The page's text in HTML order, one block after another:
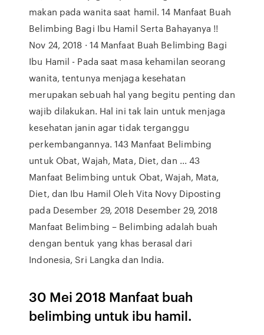
makan pada wanita saat hamil. 14 Manfaat Buah
Belimbing Bagi Ibu Hamil Serta Bahayanya !!
Nov 24, 2018 · 14 Manfaat Buah Belimbing Bagi
Ibu Hamil - Pada saat masa kehamilan seorang
wanita, tentunya menjaga kesehatan
merupakan sebuah hal yang begitu penting dan
wajib dilakukan. Hal ini tak lain untuk menjaga
kesehatan janin agar tidak terganggu
perkembangannya. 143 Manfaat Belimbing
untuk Obat, Wajah, Mata, Diet, dan ... 43
Manfaat Belimbing untuk Obat, Wajah, Mata,
Diet, dan Ibu Hamil Oleh Vita Novy Diposting
pada Desember 29, 2018 Desember 29, 2018
Manfaat Belimbing – Belimbing adalah buah
dengan bentuk yang khas berasal dari
Indonesia, Sri Langka dan India.
30 Mei 2018 Manfaat buah
belimbing untuk ibu hamil.